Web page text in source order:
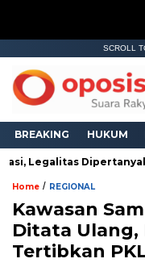
SCROLL
BREAKING HUKUM
Legalitas
Home / REGIONAL
Kawasan
Ditata Ulang,
Tertibkan